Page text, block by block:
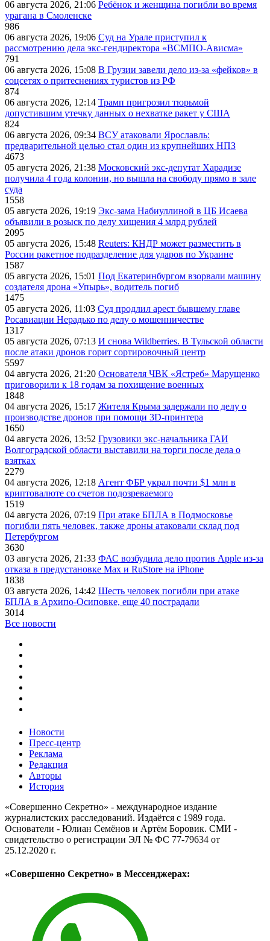
06 августа 2026, 21:06 Ребёнок и женщина погибли во время
урагана в Смоленске
986
06 августа 2026, 19:06 Суд на Урале приступил к
рассмотрению дела экс-гендиректора «ВСМПО-Ависма»
791
06 августа 2026, 15:08 В Грузии завели дело из-за «фейков» в
соцсетях о притеснениях туристов из РФ
874
06 августа 2026, 12:14 Трамп пригрозил тюрьмой
допустившим утечку данных о нехватке ракет у США
824
06 августа 2026, 09:34 ВСУ атаковали Ярославль:
предварительной целью стал один из крупнейших НПЗ
4673
05 августа 2026, 21:38 Московский экс-депутат Харадизе
получила 4 года колонии, но вышла на свободу прямо в зале
суда
1558
05 августа 2026, 19:19 Экс-зама Набиуллиной в ЦБ Исаева
объявили в розыск по делу хищения 4 млрд рублей
2095
05 августа 2026, 15:48 Reuters: КНДР может разместить в
России ракетное подразделение для ударов по Украине
1587
05 августа 2026, 15:01 Под Екатеринбургом взорвали машину
создателя дрона «Упырь», водитель погиб
1475
05 августа 2026, 11:03 Суд продлил арест бывшему главе
Росавиации Нерадько по делу о мошенничестве
1317
05 августа 2026, 07:13 И снова Wildberries. В Тульской области
после атаки дронов горит сортировочный центр
5597
04 августа 2026, 21:20 Основателя ЧВК «Ястреб» Марущенко
приговорили к 18 годам за похищение военных
1848
04 августа 2026, 15:17 Жителя Крыма задержали по делу о
производстве дронов при помощи 3D‑принтера
1650
04 августа 2026, 13:52 Грузовики экс-начальника ГАИ
Волгоградской области выставили на торги после дела о
взятках
2279
04 августа 2026, 12:18 Агент ФБР украл почти $1 млн в
криптовалюте со счетов подозреваемого
1519
04 августа 2026, 07:19 При атаке БПЛА в Подмосковье
погибли пять человек, также дроны атаковали склад под
Петербургом
3630
03 августа 2026, 21:33 ФАС возбудила дело против Apple из-за
отказа в предустановке Max и RuStore на iPhone
1838
03 августа 2026, 14:42 Шесть человек погибли при атаке
БПЛА в Архипо-Осиповке, еще 40 пострадали
3014
Все новости
Новости
Пресс-центр
Реклама
Редакция
Авторы
История
«Совершенно Секретно» - международное издание
журналистских расследований. Издаётся с 1989 года.
Основатели - Юлиан Семёнов и Артём Боровик. CМИ -
свидетельство о регистрации ЭЛ № ФС 77-79634 от
25.12.2020 г.
«Совершенно Секретно» в Мессенджерах: